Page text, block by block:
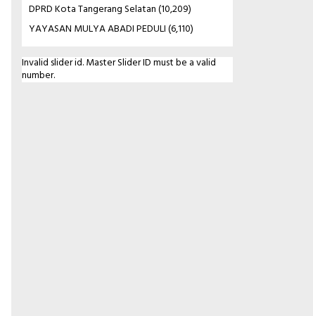
DPRD Kota Tangerang Selatan(10,209)
YAYASAN MULYA ABADI PEDULI(6,110)
Invalid slider id. Master Slider ID must be a valid
number.